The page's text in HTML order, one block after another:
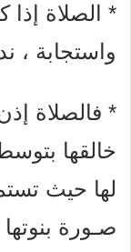
* الصلاة
واستجابة ،
* فالصلاة
خالقها
لها حيث
صـورة